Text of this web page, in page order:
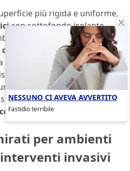
più rigida e uniforme,
con sottofondo isolante.
con uno strato in
polietilene espanso,
protezione dalle escursioni
acustico.
ma resta accessibile in
seprogrammato
ristrutturazione
per ambienti
invasivi
NESSUNO CI AVEVA AVVERTITO
Fastidio terribile